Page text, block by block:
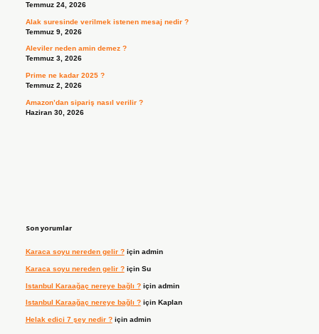
Temmuz 24, 2026
Alak suresinde verilmek istenen mesaj nedir ?
Temmuz 9, 2026
Aleviler neden amin demez ?
Temmuz 3, 2026
Prime ne kadar 2025 ?
Temmuz 2, 2026
Amazon’dan sipariş nasıl verilir ?
Haziran 30, 2026
Son yorumlar
Karaca soyu nereden gelir ?için admin
Karaca soyu nereden gelir ?için Su
Istanbul Karaağaç nereye bağlı ?için admin
Istanbul Karaağaç nereye bağlı ?için Kaplan
Helak edici 7 şey nedir ?için admin